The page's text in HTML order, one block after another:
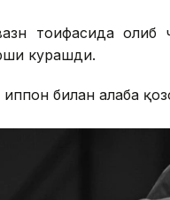
тоифасида
курашди.
билан ғалаба